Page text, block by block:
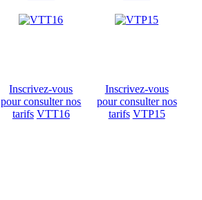
Inscrivez-vous
pour consulter nos
tarifs VTT16
Inscrivez-vous
pour consulter nos
tarifs VTP15